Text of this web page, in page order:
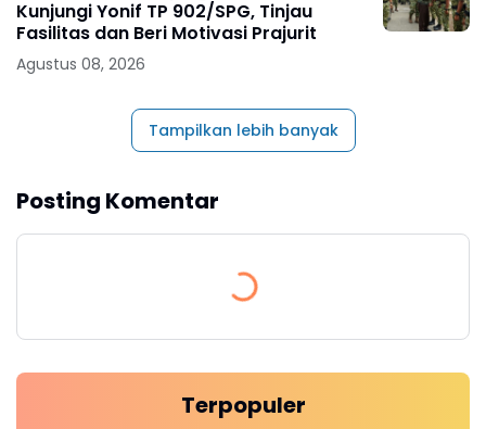
Kunjungi Yonif TP 902/SPG, Tinjau
Fasilitas dan Beri Motivasi Prajurit
Agustus 08, 2026
Tampilkan lebih banyak
Posting Komentar
Terpopuler